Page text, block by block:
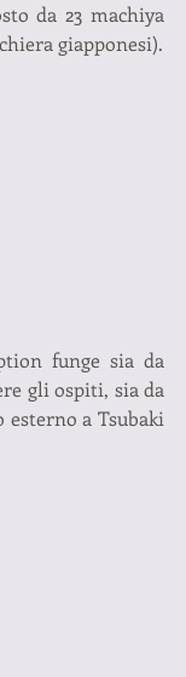
da 23 machiya
funge sia da
gli ospiti, sia da
esterno a Tsubaki